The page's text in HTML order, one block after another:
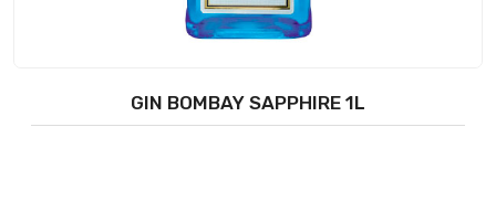
GIN BOMBAY SAPPHIRE 1L